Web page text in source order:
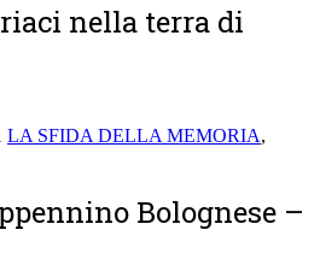
nella terra di
LA SFIDA DELLA MEMORIA,
Bolognese –